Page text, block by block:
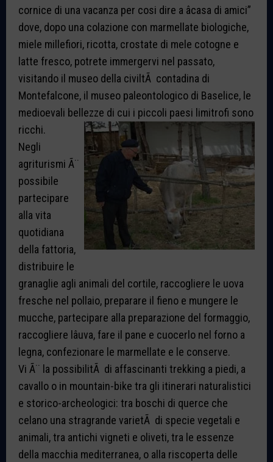
cornice di una vacanza per cosi dire a âcasa di amici”
dove, dopo una colazione con marmellate biologiche,
miele millefiori, ricotta, crostate di mele cotogne e
latte fresco, potrete immergervi nel passato,
visitando il museo della civiltÃ contadina di
Montefalcone, il museo paleontologico di Baselice, le
medioevali bellezze di cui i piccoli paesi limitrofi sono
ricchi.
Negli
agriturismi Ã¨
possibile
partecipare
alla vita
quotidiana
della fattoria,
distribuire le
granaglie agli animali del cortile, raccogliere le uova
fresche nel pollaio, preparare il fieno e mungere le
mucche, partecipare alla preparazione del formaggio,
raccogliere lâuva, fare il pane e cuocerlo nel forno a
legna, confezionare le marmellate e le conserve.
Vi Ã¨ la possibilitÃ di affascinanti trekking a piedi, a
cavallo o in mountain-bike tra gli itinerari naturalistici
e storico-archeologici: tra boschi di querce che
celano una stragrande varietÃ di specie vegetali e
animali, tra antichi vigneti e oliveti, tra le essenze
della macchia mediterranea, o alla riscoperta delle